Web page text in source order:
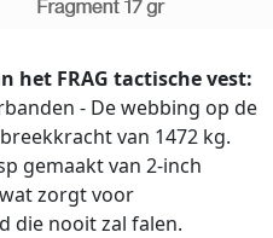
het FRAG tactische vest:
- De webbing op de
van 1472 kg.
gemaakt van 2-inch
zorgt voor
die nooit zal falen.